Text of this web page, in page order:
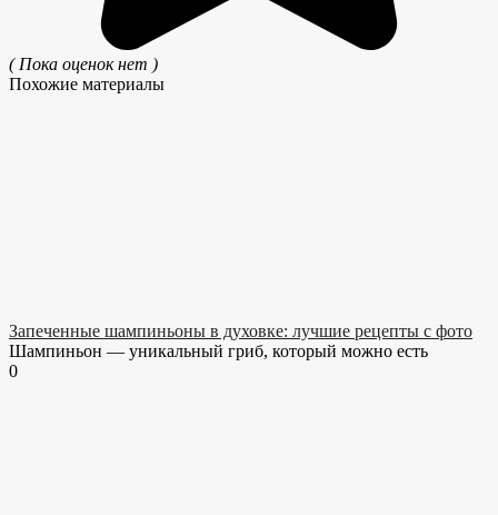
( Пока оценок нет )
Похожие материалы
Запеченные шампиньоны в духовке: лучшие рецепты с фото
Шампиньон — уникальный гриб, который можно есть
0